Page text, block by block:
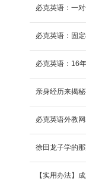
必克英语：一
必克英语：固
必克英语：16
亲身经历来揭
必克英语外教
徐田龙子学的
【实用办法】